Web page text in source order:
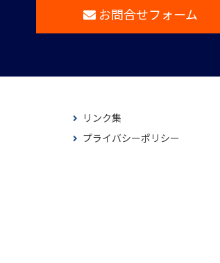
お問合せフォーム
リンク集
プライバシーポリシー